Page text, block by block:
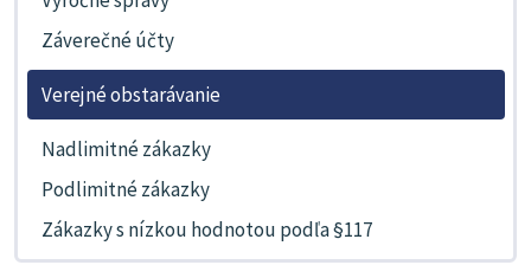
Záverečné účty
Verejné obstarávanie
Nadlimitné zákazky
Podlimitné zákazky
Zákazky s nízkou hodnotou podľa §117